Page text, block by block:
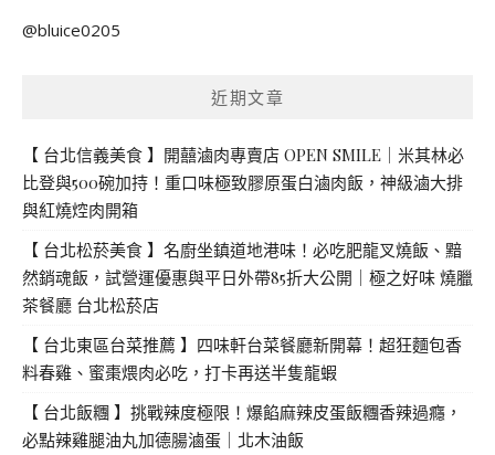
鍵
@bluice0205
近期文章
【 台北信義美食 】開囍滷肉專賣店 OPEN SMILE｜米其林必
比登與500碗加持！重口味極致膠原蛋白滷肉飯，神級滷大排
與紅燒焢肉開箱
【 台北松菸美食 】名廚坐鎮道地港味！必吃肥龍叉燒飯、黯
然銷魂飯，試營運優惠與平日外帶85折大公開｜極之好味 燒臘
茶餐廳 台北松菸店
【 台北東區台菜推薦 】四味軒台菜餐廳新開幕！超狂麵包香
料春雞、蜜棗煨肉必吃，打卡再送半隻龍蝦
【 台北飯糰 】挑戰辣度極限！爆餡麻辣皮蛋飯糰香辣過癮，
必點辣雞腿油丸加德腸滷蛋｜北木油飯